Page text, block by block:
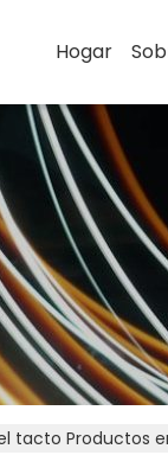
Hogar
tacto Productos